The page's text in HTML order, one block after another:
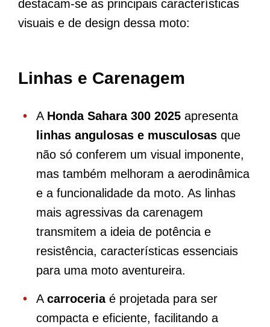
destacam-se as principais características
visuais e de design dessa moto:
Linhas e Carenagem
A Honda Sahara 300 2025 apresenta
linhas angulosas e musculosas que
não só conferem um visual imponente,
mas também melhoram a aerodinâmica
e a funcionalidade da moto. As linhas
mais agressivas da carenagem
transmitem a ideia de potência e
resistência, características essenciais
para uma moto aventureira.
A carroceriaé projetada para ser
compacta e eficiente, facilitando a